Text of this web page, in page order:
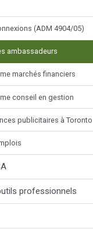
(ADM 4904/05)
ambassadeurs
marchés financiers
conseil en gestion
publicitaires à Toronto
professionnels